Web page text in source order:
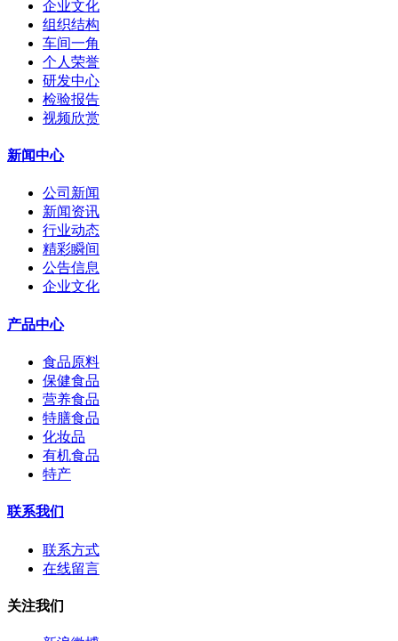
企业文化
组织结构
车间一角
个人荣誉
研发中心
检验报告
视频欣赏
新闻中心
公司新闻
新闻资讯
行业动态
精彩瞬间
公告信息
企业文化
产品中心
食品原料
保健食品
营养食品
特膳食品
化妆品
有机食品
特产
联系我们
联系方式
在线留言
关注我们